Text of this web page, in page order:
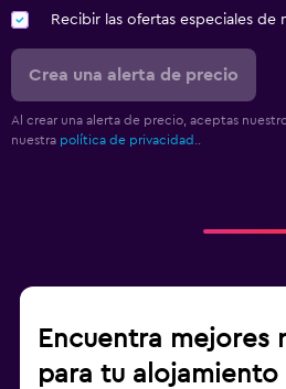
Recibir las ofertas especiales de
Crea una alerta de precio
Al crear una alerta de precio, aceptas
nuestra política de privacidad.
Encuentra mejores
para tu alojamiento